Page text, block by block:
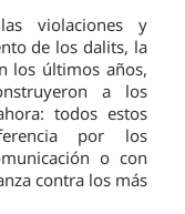
violaciones y
de los dalits, la
los últimos años,
a los
todos estos
por los
o con
contra los más